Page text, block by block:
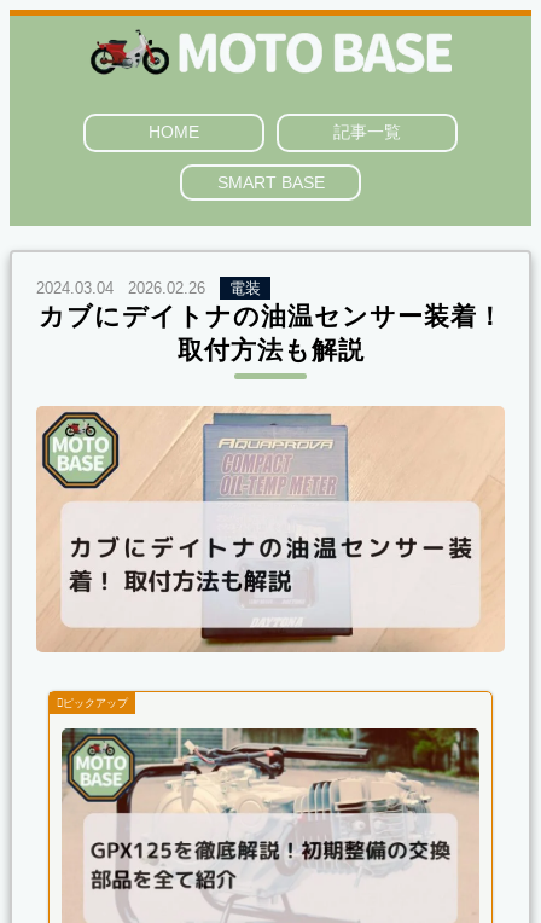
HOME 記事一覧
SMART BASE
2024.03.04 2026.02.26 電装
カブにデイトナの油温センサー装着！
取付方法も解説